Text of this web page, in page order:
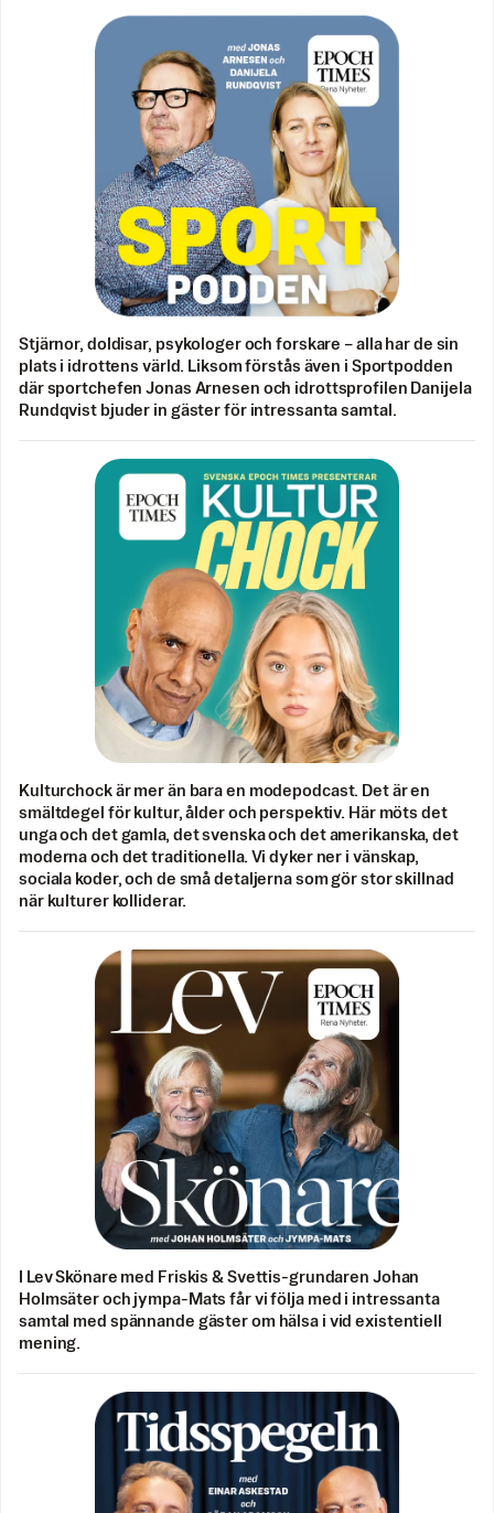
Stjärnor, doldisar, psykologer och forskare – alla har de sin
plats i idrottens värld. Liksom förstås även i Sportpodden
där sportchefen Jonas Arnesen och idrottsprofilen Danijela
Rundqvist bjuder in gäster för intressanta samtal.
Kulturchock är mer än bara en modepodcast. Det är en
smältdegel för kultur, ålder och perspektiv. Här möts det
unga och det gamla, det svenska och det amerikanska, det
moderna och det traditionella. Vi dyker ner i vänskap,
sociala koder, och de små detaljerna som gör stor skillnad
när kulturer kolliderar.
I Lev Skönare med Friskis & Svettis-grundaren Johan
Holmsäter och jympa-Mats får vi följa med i intressanta
samtal med spännande gäster om hälsa i vid existentiell
mening.